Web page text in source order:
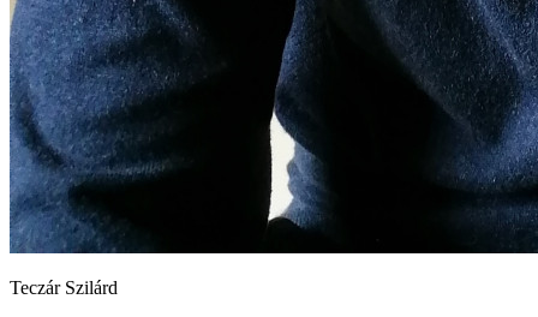
Teczár Szilárd